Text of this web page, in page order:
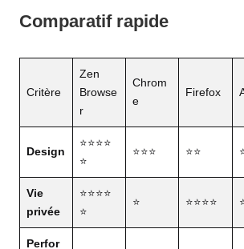
Comparatif rapide
Critère
Zen
Browse
r
Chrom
e
Firefox
Design
⭐⭐⭐⭐
⭐
⭐⭐⭐ ⭐⭐
Vie
privée
⭐⭐⭐⭐
⭐
⭐ ⭐⭐⭐⭐
Perfor